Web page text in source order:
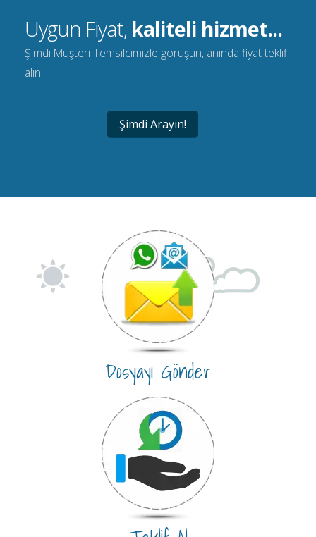
Uygun Fiyat, kaliteli hizmet...
Şimdi Müşteri Temsilcimizle görüşün, anında fiyat teklifi
alın!
Şimdi Arayın!
Dosyayı Gönder